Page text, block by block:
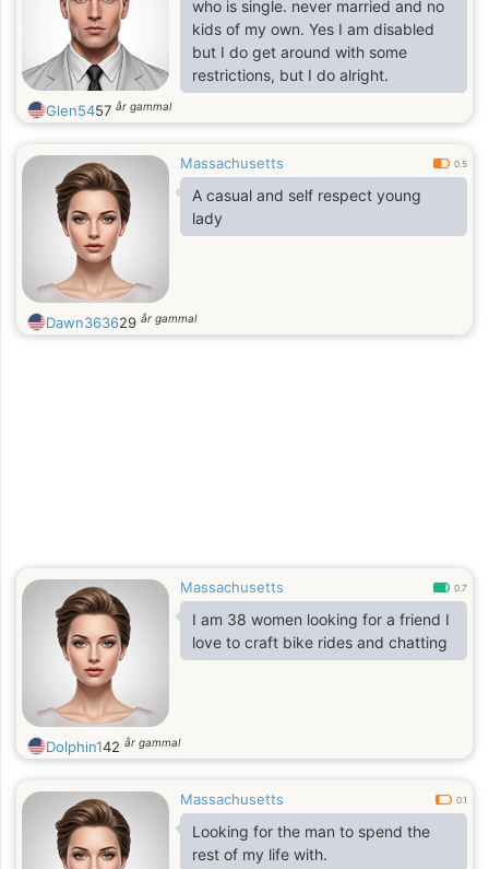
have a good communication skills,
and I am a very active, caring,
loving, and giving person. cheers
who is single. never married and no
kids of my own. Yes I am disabled
but I do get around with some
restrictions, but I do alright.
Glen5457 år gammal
Massachusetts 0.5
A casual and self respect young
lady
Dawn363629 år gammal
Massachusetts 0.7
I am 38 women looking for a friend I
love to craft bike rides and chatting
Dolphin142 år gammal
Massachusetts 0.1
Looking for the man to spend the
rest of my life with.